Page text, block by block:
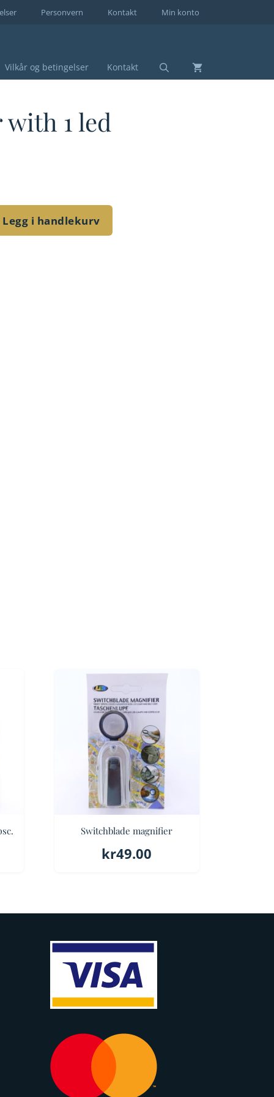
Min konto
Kontakt
Personvern
Vilkår og betingelser Kontakt
1 led
Legg i handlekurv
Switchblade magnifier
kr49.00